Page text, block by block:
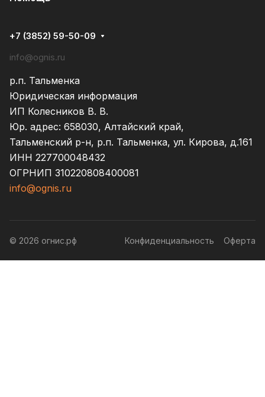
+7 (3852) 59-50-09
info@ognis.ru
р.п. Тальменка
Юридическая информация
ИП Колесников В. В.
Юр. адрес: 658030, Алтайский край,
Тальменский р-н, р.п. Тальменка, ул. Кирова, д.161
ИНН 227700048432
ОГРНИП 310220808400081
info@ognis.ru
© 2026 огнис.рф Конфиденциальность Оферта